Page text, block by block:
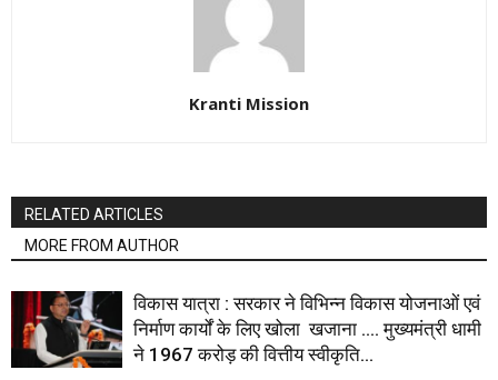
Kranti Mission
RELATED ARTICLES
MORE FROM AUTHOR
विकास यात्रा : सरकार ने विभिन्न विकास योजनाओं एवं
निर्माण कार्यों के लिए खोला खजाना …. मुख्यमंत्री धामी
ने ₹1967 करोड़ की वित्तीय स्वीकृति...